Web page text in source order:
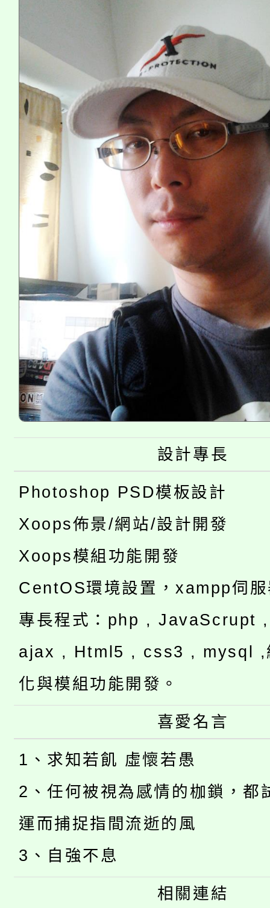
設計專長
Photoshop PSD模板設計
Xoops佈景/網站/設計開發
Xoops模組功能開發
CentOS環境設置，xampp伺
專長程式：php , JavaScrupt
ajax , Html5 , css3 , mysql ,
化與模組功能開發。
喜愛名言
1、求知若飢 虛懷若愚
2、任何被視為感情的枷鎖，都
運而捕捉指間流逝的風
3、自強不息
相關連結